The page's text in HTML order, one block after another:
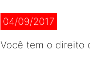
04/09/2017
Você tem o direito